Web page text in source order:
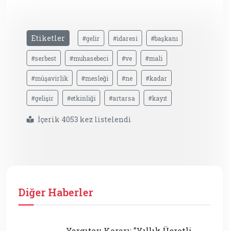
Etiketler #gelir #idaresi #başkanı
#serbest #muhasebeci #ve #mali
#müşavirlik #mesleği #ne #kadar
#gelişir #etkinliği #artarsa #kayıt
İçerik 4053 kez listelendi
Diğer Haberler